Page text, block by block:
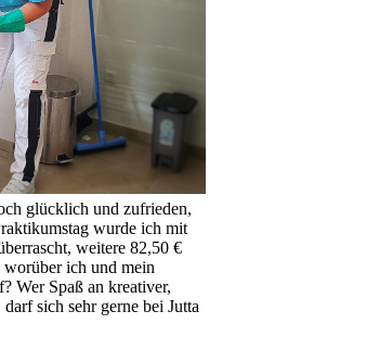
glücklich und zufrieden,
wurde ich mit
weitere 82,50 €
worüber ich und mein
Wer Spaß an kreativer,
sich sehr gerne bei Jutta